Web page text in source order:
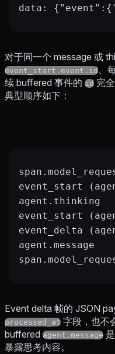
data:
对于同一个 message 或
event_start.event.id、
续 buffered 事件的 id 完
典型顺序如下：
event_start
agent.thinking
event_start
event_delta
agent.message
Event delta 帧的 JSON
processed_at 字段，也不
buffered agent.message
暴露思考内容。